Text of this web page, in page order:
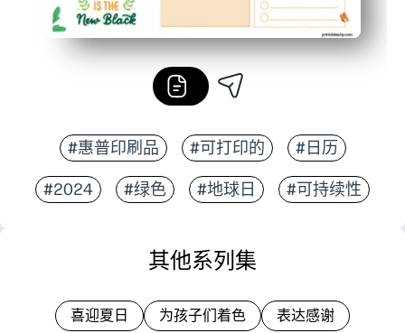
#惠普印刷品 #可打印的 #日历
#2024 #绿色 #地球日 #可持续性
其他系列集
喜迎夏日 为孩子们着色 表达感谢